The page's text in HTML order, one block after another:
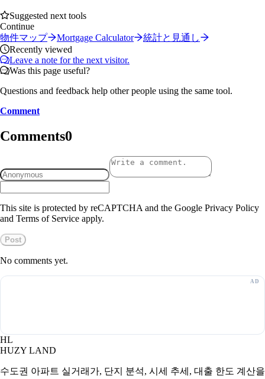
Suggested next tools
Continue
物件マップ
Mortgage Calculator
統計と見通し
Recently viewed
Leave a note for the next visitor.
Was this page useful?
Questions and feedback help other people using the same tool.
Comment
Comments0
This site is protected by reCAPTCHA and the Google Privacy Policy
and Terms of Service apply.
Post
No comments yet.
HL
HUZY LAND
수도권 아파트 실거래가, 단지 분석, 시세 추세, 대출 한도 계산을